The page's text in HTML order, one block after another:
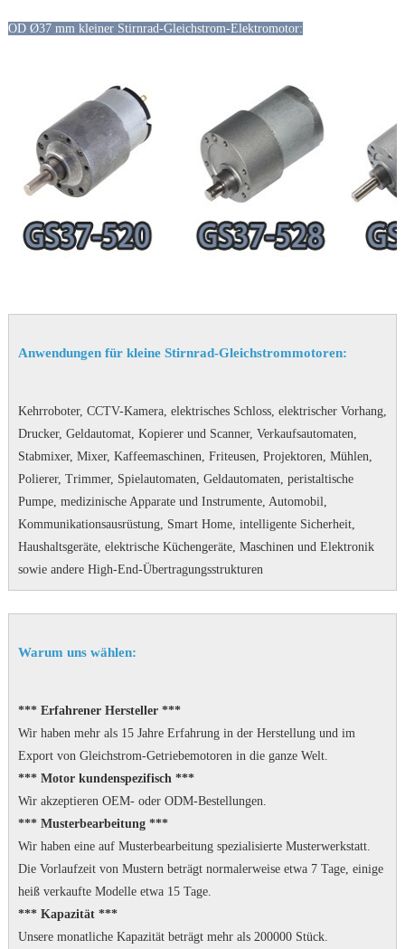
OD Ø37 mm kleiner Stirnrad-Gleichstrom-Elektromotor:
Anwendungen für kleine Stirnrad-Gleichstrommotoren:
Kehrroboter, CCTV-Kamera, elektrisches Schloss, elektrischer Vorhang,
Drucker, Geldautomat, Kopierer und Scanner, Verkaufsautomaten,
Stabmixer, Mixer, Kaffeemaschinen, Friteusen, Projektoren, Mühlen,
Polierer, Trimmer, Spielautomaten, Geldautomaten, peristaltische
Pumpe, medizinische Apparate und Instrumente, Automobil,
Kommunikationsausrüstung, Smart Home, intelligente Sicherheit,
Haushaltsgeräte, elektrische Küchengeräte, Maschinen und Elektronik
sowie andere High-End-Übertragungsstrukturen
Warum uns wählen:
*** Erfahrener Hersteller ***
Wir haben mehr als 15 Jahre Erfahrung in der Herstellung und im
Export von Gleichstrom-Getriebemotoren in die ganze Welt.
*** Motor kundenspezifisch ***
Wir akzeptieren OEM- oder ODM-Bestellungen.
*** Musterbearbeitung ***
Wir haben eine auf Musterbearbeitung spezialisierte Musterwerkstatt.
Die Vorlaufzeit von Mustern beträgt normalerweise etwa 7 Tage, einige
heiß verkaufte Modelle etwa 15 Tage.
*** Kapazität ***
Unsere monatliche Kapazität beträgt mehr als 200000 Stück.